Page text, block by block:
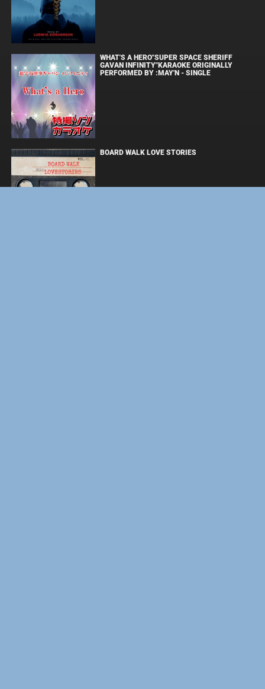
WHAT'S A HERO"SUPER SPACE SHERIFF
GAVAN INFINITY"KARAOKE ORIGINALLY
PERFORMED BY :MAY'N - SINGLE
BOARD WALK LOVE STORIES